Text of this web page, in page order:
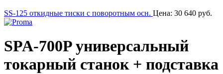
SS-125 откидные тиски с поворотным осн. Цена: 30 640 руб.
SPA-700P универсальный
токарный станок + подставка